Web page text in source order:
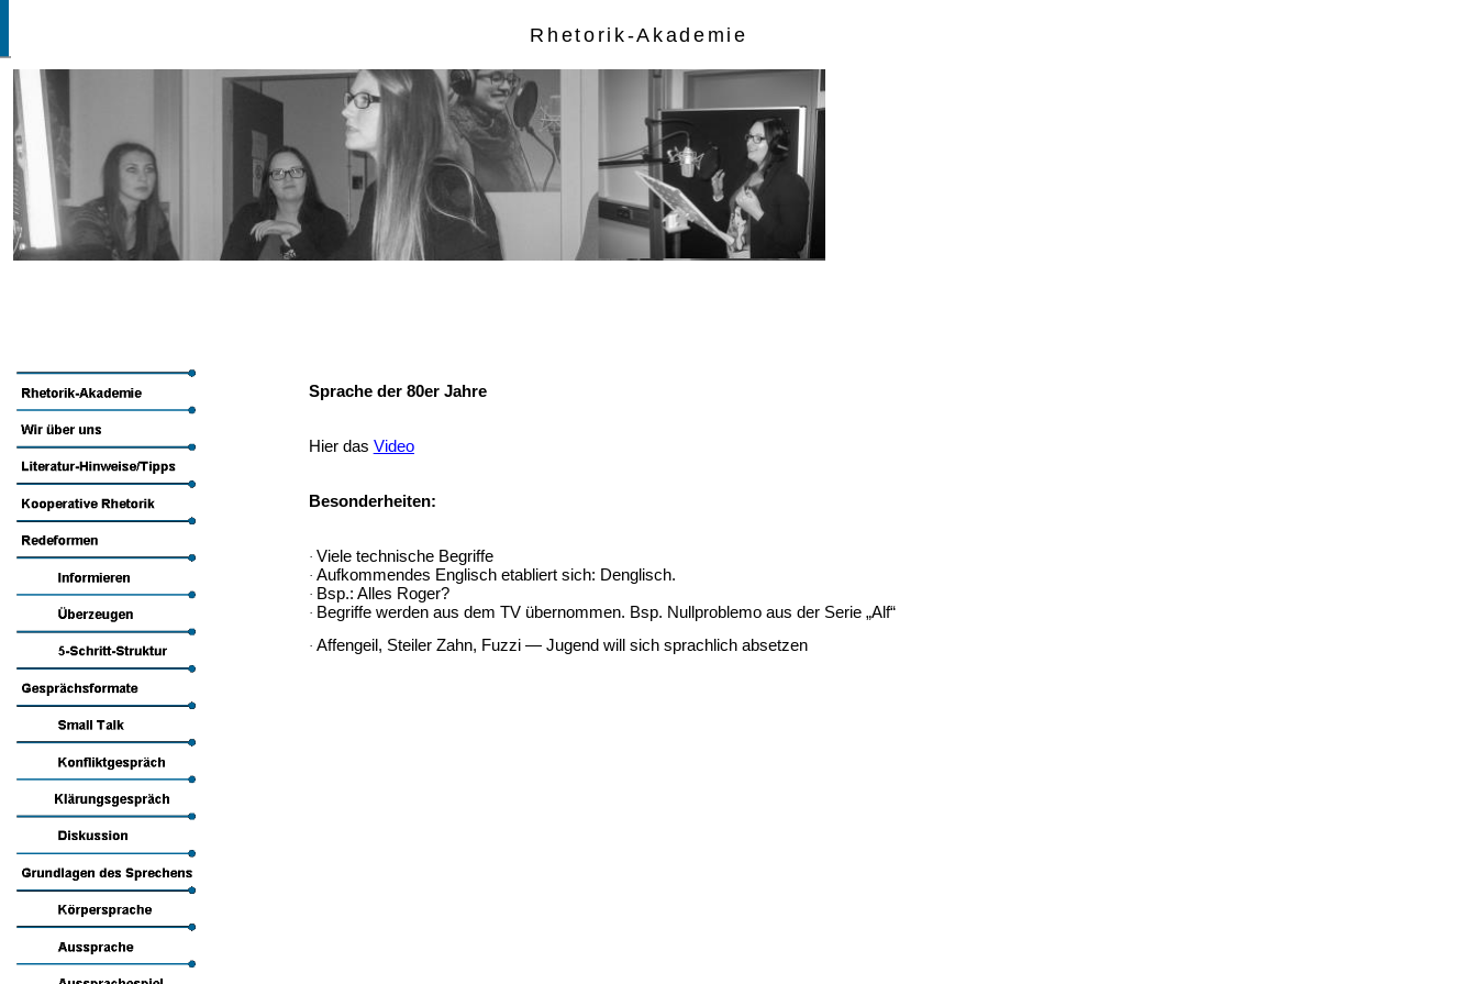
Rhetorik-Akademie
Sprache der 80er Jahre
Hier das Video
Besonderheiten:
· Viele technische Begriffe
· Aufkommendes Englisch etabliert sich: Denglisch.
· Bsp.: Alles Roger?
· Begriffe werden aus dem TV übernommen. Bsp. Nullproblemo aus der Serie „Alf“
· Affengeil, Steiler Zahn, Fuzzi — Jugend will sich sprachlich absetzen